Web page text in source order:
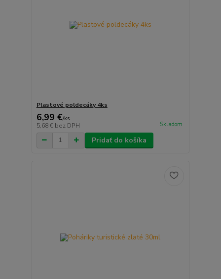
Plastové poldecáky 4ks
6,99 €/ks
5,68 € bez DPH Skladom
Pridať do košíka